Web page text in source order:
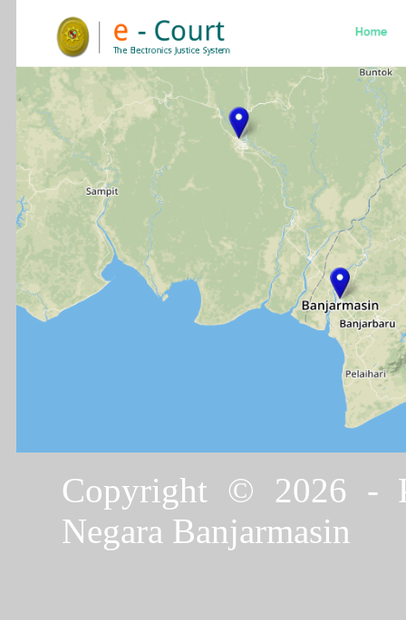
Copyright © 2026 -
Negara Banjarmasin